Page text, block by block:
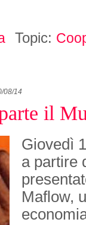
Topic:
08/14
il
Giovedì
a partire
Maflow,